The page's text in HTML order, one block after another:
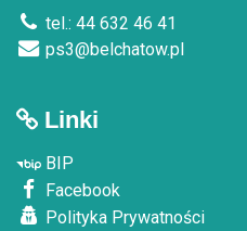
tel.: 44 632 46 41
ps3@belchatow.pl
Linki
BIP
Facebook
Polityka Prywatności